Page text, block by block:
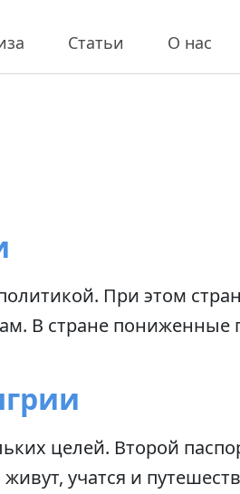
Статьи О нас
При этом
В стране пониженные
целей. Второй
учатся и